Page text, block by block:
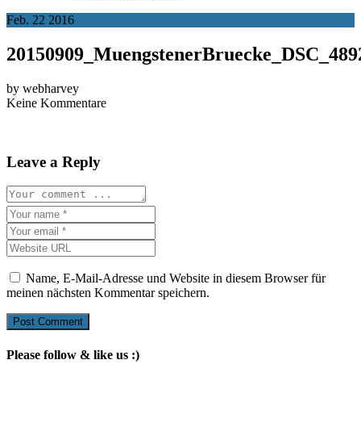
Feb. 22 2016
by webharvey
Keine Kommentare
Leave a Reply
Name, E-Mail-Adresse und Website in diesem Browser für
meinen nächsten Kommentar speichern.
Please follow & like us :)